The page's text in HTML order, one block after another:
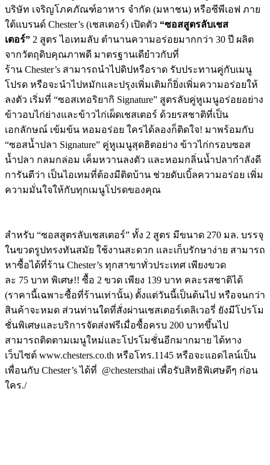
บริษัท เจริญโภคภัณฑ์อาหาร จำกัด (มหาชน) หรือซีพีเอฟ ภาย
ใต้แบรนด์ Chester’s (เชสเตอร์) เปิดตัว “ซอสสูตรลับเชส
เตอร์” 2 สูตร ไอเทมลับ ตำนานความอร่อยมากกว่า 30 ปี ผลิต
จากวัตถุดิบคุณภาพดี มาตรฐานเดียำวกับที่
ร้าน Chester’s สามารถนำไปดิปหรือราด รับประทานคู่กับเมนู
โปรด หรือจะนำไปหมักและปรุงเพิ่มเติมก็ยิ่งเพิ่มความอร่อยให้
ลงตัว เริ่มที่ “ซอสเทอริยากิ Signature” สูตรลับคู่หูเมนูอร่อยอย่าง
ข้าวอบไก่ย่างและข้าวไก่เผ็ดเชสเตอร์ ด้วยรสชาติที่เป็น
เอกลักษณ์ เข้มข้น หอมอร่อย ใครได้ลองก็ติดใจ! มาพร้อมกับ
“ซอสน้ำปลา Signature” คู่หูเมนูสุดฮิตอย่าง ข้าวไก่กรอบซอส
น้ำปลา กลมกล่อม เค็มหวานลงตัว และหอมกลิ่นน้ำปลากำลังดี
การันตีว่า เป็นไอเทมที่ต้องมีติดบ้าน ช่วยดับเบิ้ลความอร่อย เพิ่ม
ความมั่นใจให้กับทุกเมนูโปรดของคุณ
สำหรับ “ซอสสูตรลับเชสเตอร์” ทั้ง 2 สูตร มีขนาด 270 มล. บรรจุ
ในขวดรูปทรงทันสมัย ใช้งานสะดวก และเก็บรักษาง่าย สามารถ
หาซื้อได้ที่ร้าน Chester’s ทุกสาขาทั่วประเทศ เพียงขวด
ละ 75 บาท พิเศษ!! ซื้อ 2 ขวด เพียง 139 บาท คละรสชาติได้
(ราคานี้เฉพาะซื้อที่ร้านเท่านั้น) ตั้งแต่วันนี้เป็นต้นไป หรือจนกว่า
สินค้าจะหมด ส่วนท่านใดที่สั่งผ่านเชสเตอร์เดลิเวอรี่ ยังมีโปรโม
ชั่นพิเศษและบริการจัดส่งฟรีเมื่อซื้อครบ 200 บาทขึ้นไป
สามารถติดตามเมนูใหม่และโปรโมชั่นอีกมากมาย ได้ทาง
เว็บไซต์ www.chesters.co.th หรือโทร.1145 หรือจะแอดไลน์เป็น
เพื่อนกับ Chester’sได้ที่ @chestersthai เพื่อรับสิทธิพิเศษดีๆ ก่อน
ใคร./